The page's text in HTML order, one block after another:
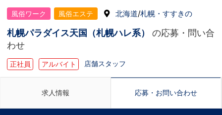
風俗ワーク 風俗エステ 北海道/札幌・すすきの
札幌パラダイス天国（札幌ハレ系）
の応募・問い合
わせ
正社員 アルバイト 店舗スタッフ
求人情報 応募・お問い合わせ